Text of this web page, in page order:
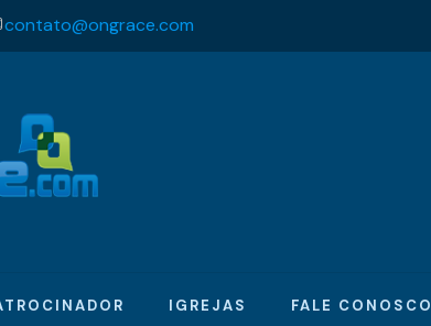
contato@ongrace.com
IGREJAS FALE CONOSCO